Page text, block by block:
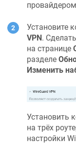
провайдером
Установите
VPN.
на странице
разделе
Изменить
Установить
на трёх
настройки